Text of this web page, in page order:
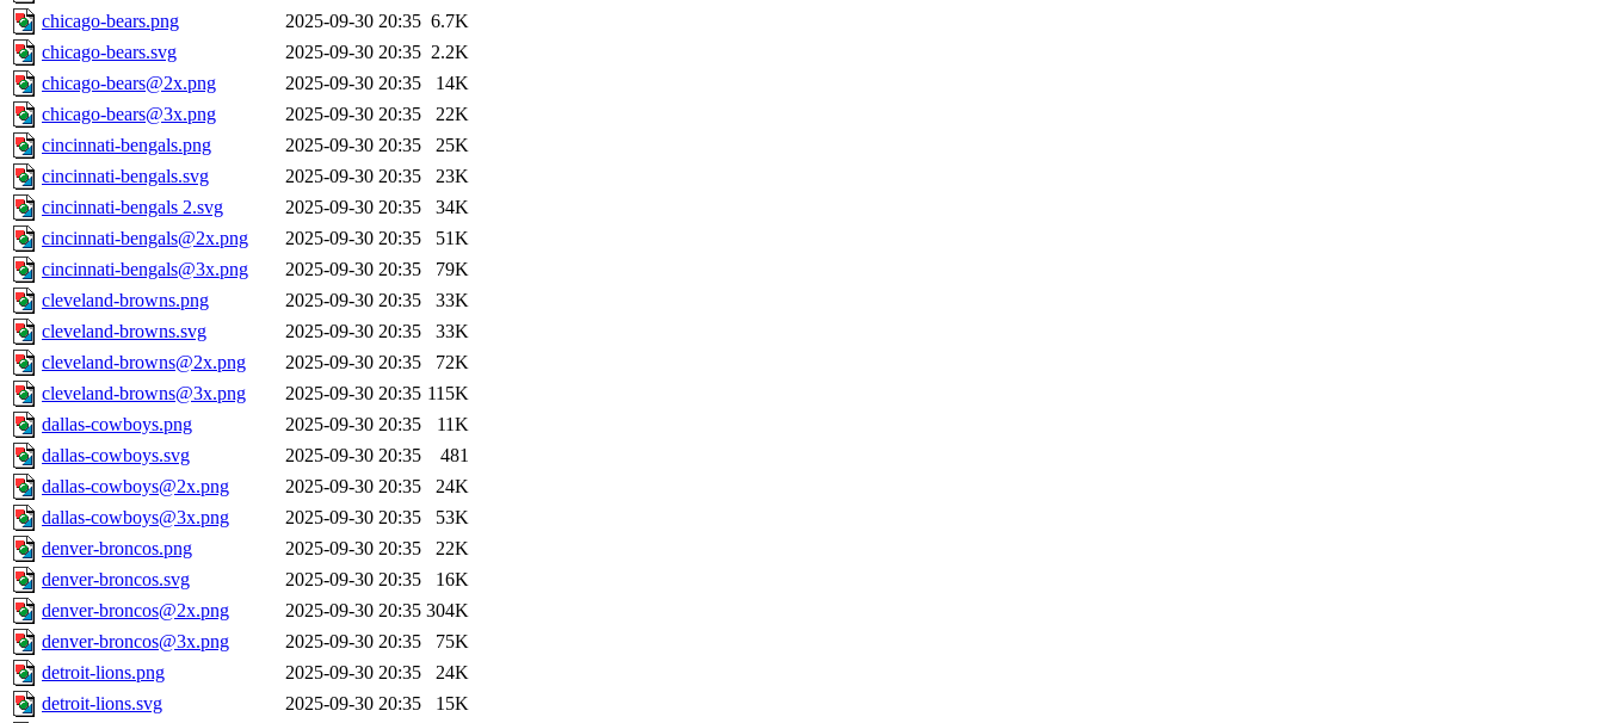
chicago-bears.png
2025-09-30 20:35 6.7K
chicago-bears.svg
2025-09-30 20:35 2.2K
chicago-bears@2x.png
2025-09-30 20:35
14K
chicago-bears@3x.png
2025-09-30 20:35
22K
cincinnati-bengals.png
2025-09-30 20:35
25K
cincinnati-bengals.svg
2025-09-30 20:35
23K
cincinnati-bengals 2.svg
2025-09-30 20:35
34K
cincinnati-bengals@2x.png
2025-09-30 20:35
51K
cincinnati-bengals@3x.png
2025-09-30 20:35
79K
cleveland-browns.png
2025-09-30 20:35
33K
cleveland-browns.svg
2025-09-30 20:35
33K
cleveland-browns@2x.png
2025-09-30 20:35
72K
cleveland-browns@3x.png
2025-09-30 20:35 115K
dallas-cowboys.png
2025-09-30 20:35
11K
dallas-cowboys.svg
2025-09-30 20:35
481
dallas-cowboys@2x.png
2025-09-30 20:35
24K
dallas-cowboys@3x.png
2025-09-30 20:35
53K
denver-broncos.png
2025-09-30 20:35
22K
denver-broncos.svg
2025-09-30 20:35
16K
denver-broncos@2x.png
2025-09-30 20:35 304K
denver-broncos@3x.png
2025-09-30 20:35
75K
detroit-lions.png
2025-09-30 20:35
24K
detroit-lions.svg
2025-09-30 20:35
15K